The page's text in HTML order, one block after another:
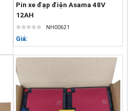
Pin xe đạp điện Asama 48V
12AH
NH00621
Giá: